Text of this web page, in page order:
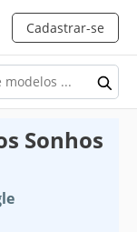
Cadastrar-se
Sonhos